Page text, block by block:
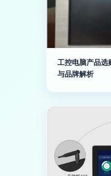
工控电脑产品选
与品牌解析